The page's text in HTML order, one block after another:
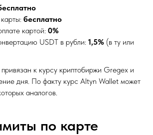
бесплатно
картой: 0%
USDT в рубли: 1,5% (в ту или
к курсу криптобиржи Gregex и
дня. По факту курс Altyn Wallet может
аналогов.
по карте